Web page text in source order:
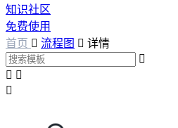
知识社区
免费使用
首页  流程图  详情

 
